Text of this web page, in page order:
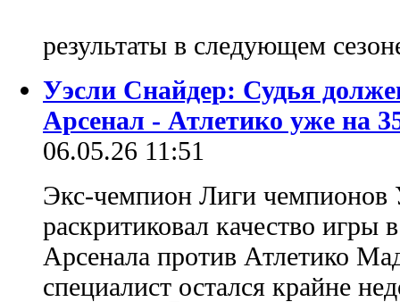
результаты в следующем
Уэсли Снайдер: Судья
Арсенал - Атлетико уже на
06.05.26 11:51
Экс-чемпион Лиги чемпионов
раскритиковал качество игры
Арсенала против Атлетико
специалист остался крайне